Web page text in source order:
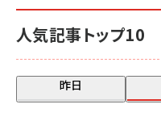
人気記事トップ10
昨日